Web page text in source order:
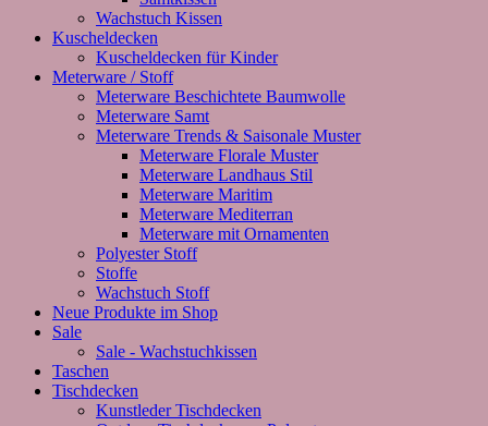
Wachstuch Kissen
Kuscheldecken
Kuscheldecken für Kinder
Meterware / Stoff
Meterware Beschichtete Baumwolle
Meterware Samt
Meterware Trends & Saisonale Muster
Meterware Florale Muster
Meterware Landhaus Stil
Meterware Maritim
Meterware Mediterran
Meterware mit Ornamenten
Polyester Stoff
Stoffe
Wachstuch Stoff
Neue Produkte im Shop
Sale
Sale - Wachstuchkissen
Taschen
Tischdecken
Kunstleder Tischdecken